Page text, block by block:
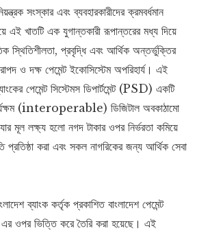
সংস্কার এবং ব্যবহারকারীদের ক্রমবর্ধমান
এই খাতটি এক যুগান্তকারী রূপান্তরের মধ্য দিয়ে
স্থিতিশীলতা, প্রবৃদ্ধি এবং আর্থিক অন্তর্ভুক্তির
ও দক্ষ পেমেন্ট ইকোসিস্টেম অপরিহার্য। এই
পেমেন্ট সিস্টেমস ডিপার্টমেন্ট (PSD) একটি
(interoperable) ডিজিটাল অবকাঠামো
মূল লক্ষ্য হলো নগদ টাকার ওপর নির্ভরতা কমিয়ে
প্রতিষ্ঠা করা এবং সকল নাগরিকের জন্য আর্থিক সেবা
ব্যাংক কর্তৃক প্রকাশিত বাংলাদেশ পেমেন্ট
এর ওপর ভিত্তি করে তৈরি করা হয়েছে। এই